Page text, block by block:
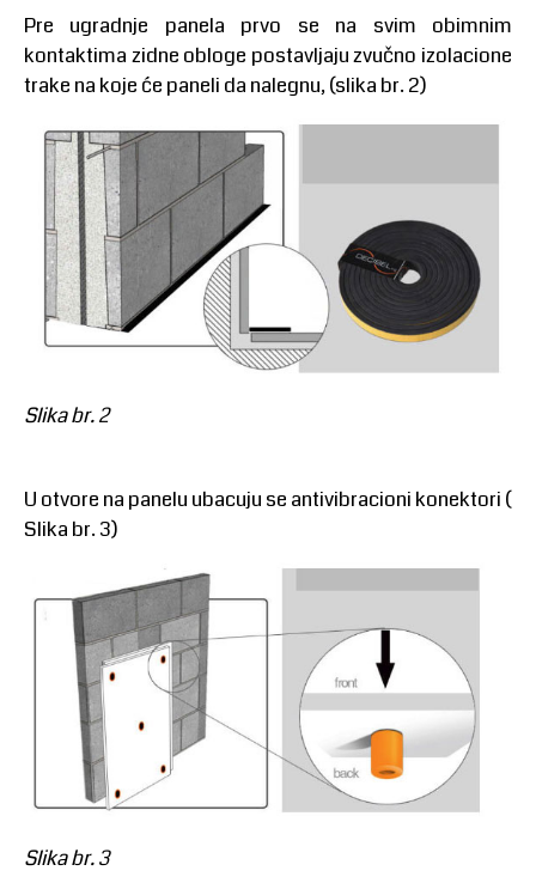
Pre ugradnje panela prvo se na svim obimnim
kontaktima zidne obloge postavljaju zvučno izolacione
trake na koje će paneli da nalegnu, (slika br. 2)
Slika br. 2
U otvore na panelu ubacuju se antivibracioni konektori (
Slika br. 3)
Slika br. 3